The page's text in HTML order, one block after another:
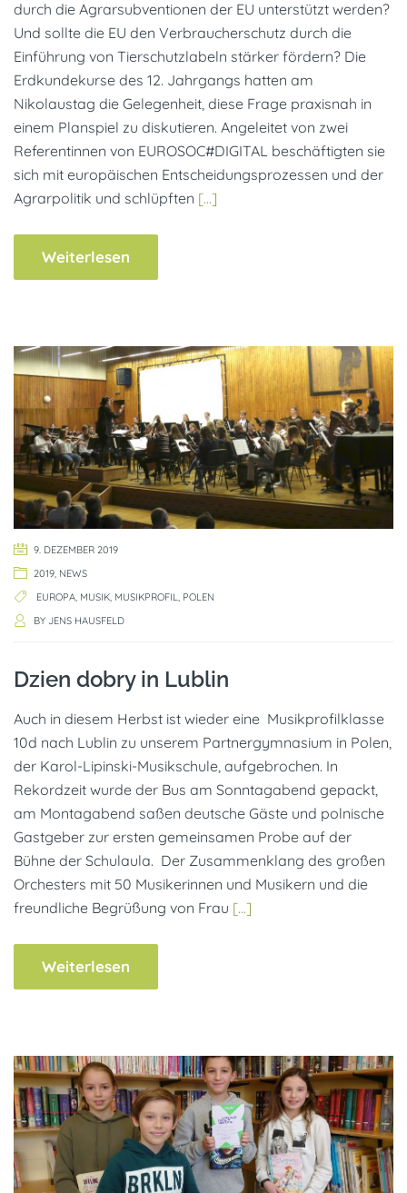
durch die Agrarsubventionen der EU unterstützt werden?
Und sollte die EU den Verbraucherschutz durch die
Einführung von Tierschutzlabeln stärker fördern? Die
Erdkundekurse des 12. Jahrgangs hatten am
Nikolaustag die Gelegenheit, diese Frage praxisnah in
einem Planspiel zu diskutieren. Angeleitet von zwei
Referentinnen von EUROSOC#DIGITAL beschäftigten sie
sich mit europäischen Entscheidungsprozessen und der
Agrarpolitik und schlüpften […]
Weiterlesen
9. DEZEMBER 2019
2019, NEWS
EUROPA, MUSIK, MUSIKPROFIL, POLEN
BY JENS HAUSFELD
Dzien dobry in Lublin
Auch in diesem Herbst ist wieder eine Musikprofilklasse
10d nach Lublin zu unserem Partnergymnasium in Polen,
der Karol-Lipinski-Musikschule, aufgebrochen. In
Rekordzeit wurde der Bus am Sonntagabend gepackt,
am Montagabend saßen deutsche Gäste und polnische
Gastgeber zur ersten gemeinsamen Probe auf der
Bühne der Schulaula. Der Zusammenklang des großen
Orchesters mit 50 Musikerinnen und Musikern und die
freundliche Begrüßung von Frau […]
Weiterlesen